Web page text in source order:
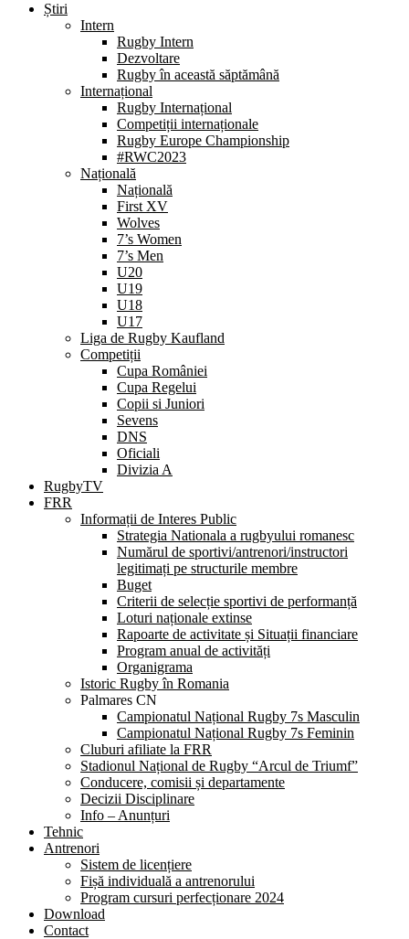
Știri
Intern
Rugby Intern
Dezvoltare
Rugby în această săptămână
Internațional
Rugby Internațional
Competiții internaționale
Rugby Europe Championship
#RWC2023
Națională
Națională
First XV
Wolves
7’s Women
7’s Men
U20
U19
U18
U17
Liga de Rugby Kaufland
Competiții
Cupa României
Cupa Regelui
Copii si Juniori
Sevens
DNS
Oficiali
Divizia A
RugbyTV
FRR
Informații de Interes Public
Strategia Nationala a rugbyului romanesc
Numărul de sportivi/antrenori/instructori
legitimați pe structurile membre
Buget
Criterii de selecție sportivi de performanță
Loturi naționale extinse
Rapoarte de activitate și Situații financiare
Program anual de activități
Organigrama
Istoric Rugby în Romania
Palmares CN
Campionatul Național Rugby 7s Masculin
Campionatul Național Rugby 7s Feminin
Cluburi afiliate la FRR
Stadionul Național de Rugby “Arcul de Triumf”
Conducere, comisii și departamente
Decizii Disciplinare
Info – Anunțuri
Tehnic
Antrenori
Sistem de licențiere
Fișă individuală a antrenorului
Program cursuri perfecționare 2024
Download
Contact